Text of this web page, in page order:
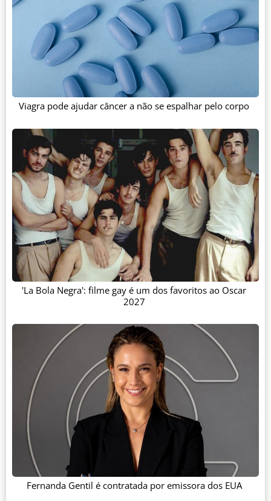
Viagra pode ajudar câncer a não se espalhar pelo corpo
'La Bola Negra': filme gay é um dos favoritos ao Oscar
2027
Fernanda Gentil é contratada por emissora dos EUA